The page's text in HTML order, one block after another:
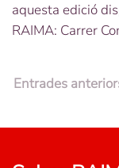
aquesta edició
RAIMA: Carrer
Entrades